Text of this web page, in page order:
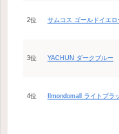
2位 サムコス ゴールドイエロ
3位 YACHUN ダークブルー
4位 Ilmondomall ライトブラ